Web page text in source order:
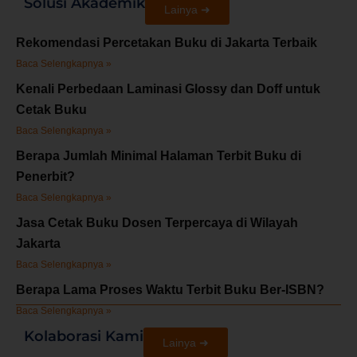
Lainya ➜
Rekomendasi Percetakan Buku di Jakarta Terbaik
Baca Selengkapnya »
Kenali Perbedaan Laminasi Glossy dan Doff untuk
Cetak Buku
Baca Selengkapnya »
Berapa Jumlah Minimal Halaman Terbit Buku di
Penerbit?
Baca Selengkapnya »
Jasa Cetak Buku Dosen Terpercaya di Wilayah
Jakarta
Baca Selengkapnya »
Berapa Lama Proses Waktu Terbit Buku Ber-ISBN?
Baca Selengkapnya »
Kolaborasi Kami Lainya ➜